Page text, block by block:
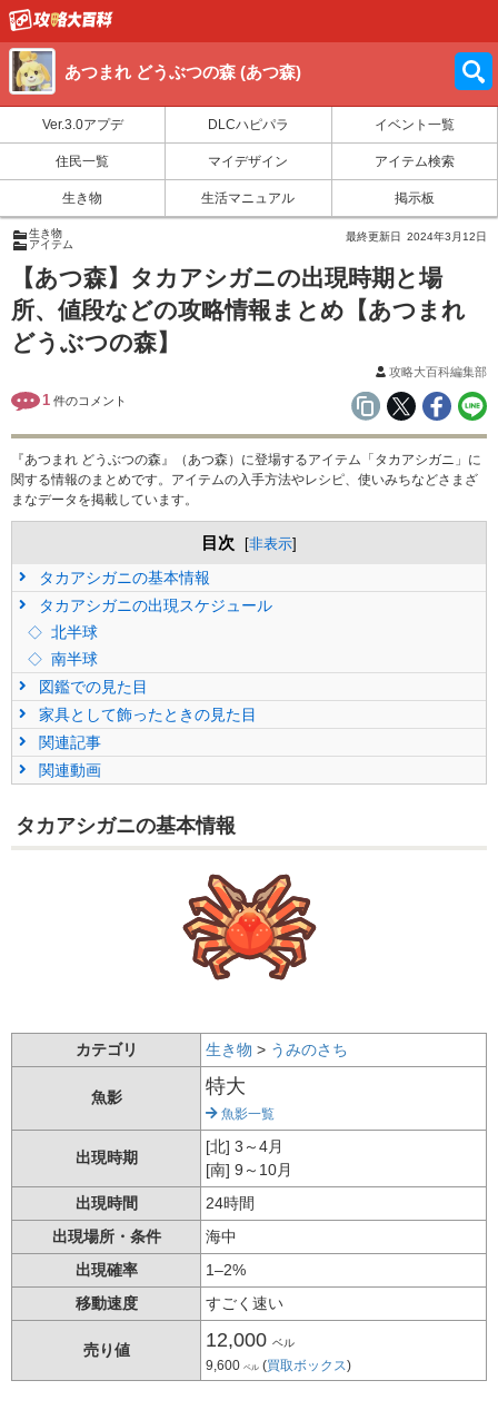
あつまれ どうぶつの森 (あつ森)
Ver.3.0アプデ DLCハピパラ イベント一覧
住民一覧 マイデザイン アイテム検索
生き物 生活マニュアル 掲示板
生き物
アイテム
最終更新日 2024年3月12日
【あつ森】タカアシガニの出現時期と場
所、値段などの攻略情報まとめ【あつまれ
どうぶつの森】
攻略大百科編集部
1 件のコメント
『あつまれ どうぶつの森』（あつ森）に登場するアイテム「タカアシガニ」に
関する情報のまとめです。アイテムの入手方法やレシピ、使いみちなどさまざ
まなデータを掲載しています。
目次 [非表示]
タカアシガニの基本情報
タカアシガニの出現スケジュール
北半球
南半球
図鑑での見た目
家具として飾ったときの見た目
関連記事
関連動画
タカアシガニの基本情報
カテゴリ 生き物 > うみのさち
魚影 特大
魚影一覧
出現時期
[北] 3～4月
[南] 9～10月
出現時間
24時間
出現場所・条件
海中
出現確率
1–2%
移動速度
すごく速い
売り値 12,000 ベル
9,600 ベル (買取ボックス)